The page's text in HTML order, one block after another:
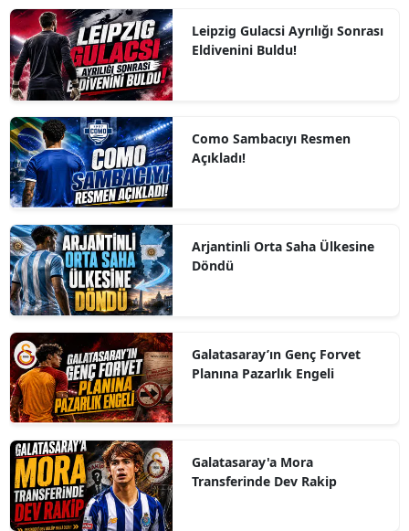
Leipzig Gulacsi Ayrılığı Sonrası
Eldivenini Buldu!
Como Sambacıyı Resmen
Açıkladı!
Arjantinli Orta Saha Ülkesine
Döndü
Galatasaray’ın Genç Forvet
Planına Pazarlık Engeli
Galatasaray'a Mora
Transferinde Dev Rakip